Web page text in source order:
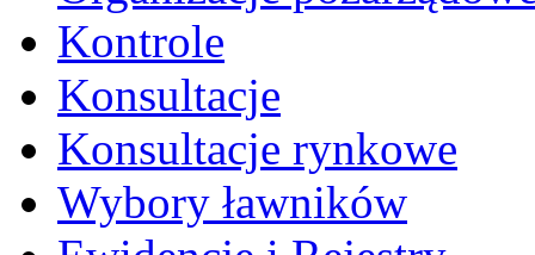
Kontrole
Konsultacje
Konsultacje rynkowe
Wybory ławników